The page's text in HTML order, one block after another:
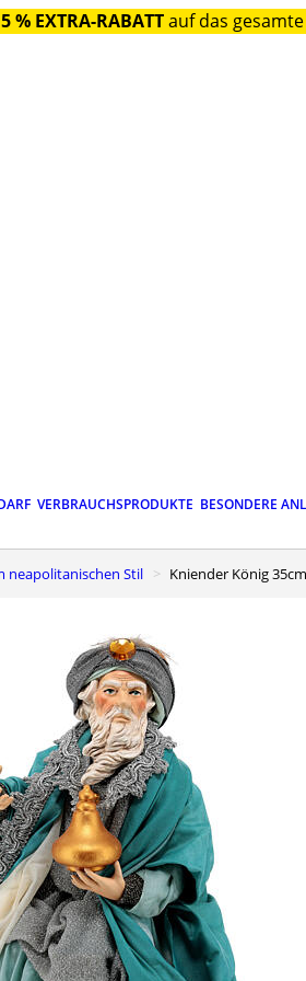
% EXTRA-RABATTauf das
VERBRAUCHSPRODUKTE BESONDERE
neapolitanischen Stil Kniender König